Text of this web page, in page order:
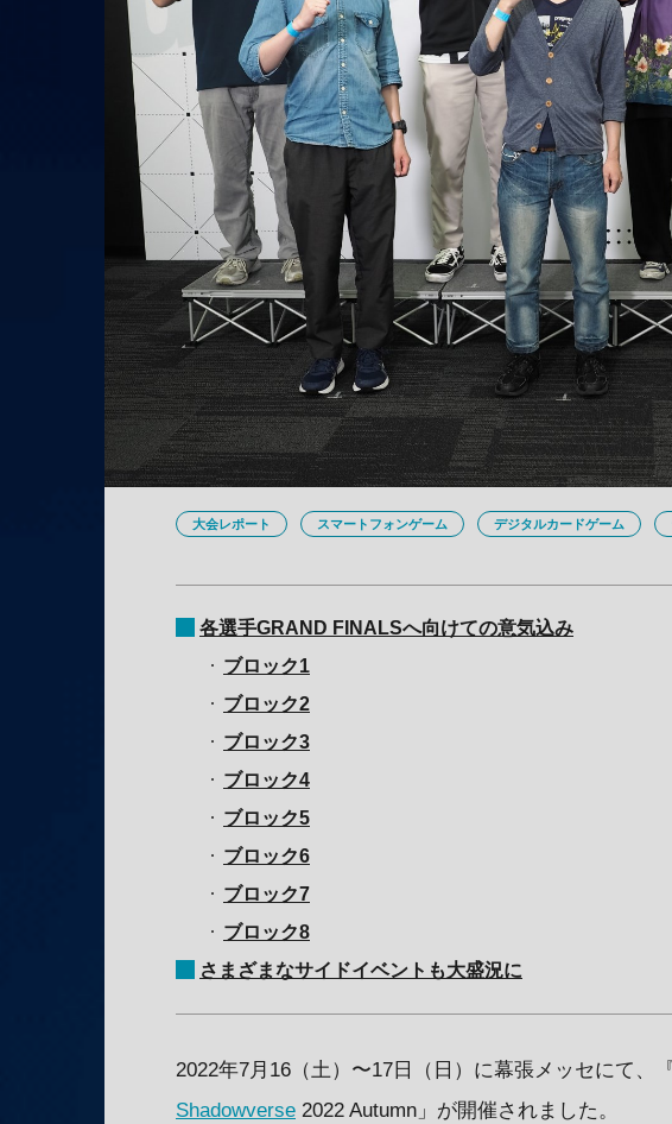
大会レポート スマートフォンゲーム デジタルカードゲーム
各選手GRAND FINALSへ向けての意気込み
ブロック1
ブロック2
ブロック3
ブロック4
ブロック5
ブロック6
ブロック7
ブロック8
さまざまなサイドイベントも大盛況に
2022年7月16（土）〜17日（日）に幕張メッセにて、『
Shadowverse 2022 Autumn」が開催されました。